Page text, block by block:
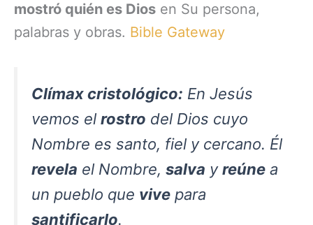
mostró quién es Dios en Su persona,
palabras y obras. Bible Gateway
Clímax cristológico: En Jesús
vemos el rostro del Dios cuyo
Nombre es santo, fiel y cercano. Él
revela el Nombre, salva yreúne a
un pueblo que vive para
santificarlo.